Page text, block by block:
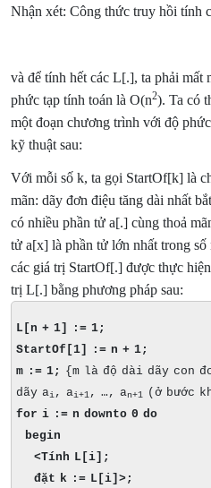
Nhận xét: Công thức truy hồi tính
và để tính hết các L[.], ta phải mất
phức tạp tính toán là O(n2). Ta có
một đoạn chương trình với độ
kỹ thuật sau:
Với mỗi số k, ta gọi StartOf[k] là
mãn: dãy đơn điệu tăng dài nhất
có nhiều phần tử a[.] cùng thoả
tử a[x] là phần tử lớn nhất trong
các giá trị StartOf[.] được thực
trị L[.] bằng phương pháp sau:
L[n + 1] := 1;
StartOf[1] := n + 1;
m := 1; {m là độ dài dãy con
dãy ai, ai+1, …, an+1
(ở bước
for i := n downto 0 do
begin
<Tính L[i];
đặt k := L[i]>;